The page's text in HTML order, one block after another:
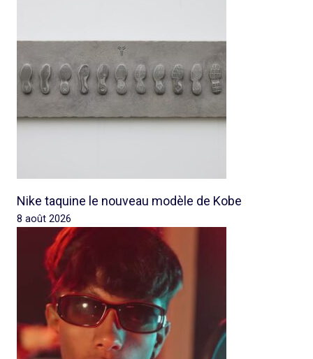
Nike taquine le nouveau modèle de Kobe
8 août 2026